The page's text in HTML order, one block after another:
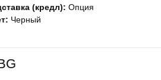
(кредл): Опция
Черный